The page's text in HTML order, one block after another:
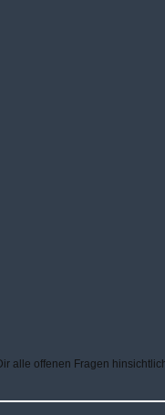
alle offenen Fragen